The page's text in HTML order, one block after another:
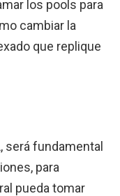
los pools para
cambiar la
que replique
será fundamental
para
pueda tomar